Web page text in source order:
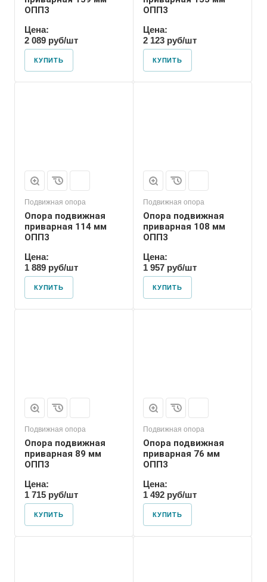
ОПП3
Цена:
2 089 руб/шт
КУПИТЬ
ОПП3
Цена:
2 123 руб/шт
КУПИТЬ
Подвижная опора
Опора подвижная
приварная 114 мм
ОПП3
Цена:
1 889 руб/шт
КУПИТЬ
Подвижная опора
Опора подвижная
приварная 108 мм
ОПП3
Цена:
1 957 руб/шт
КУПИТЬ
Подвижная опора
Опора подвижная
приварная 89 мм
ОПП3
Цена:
1 715 руб/шт
КУПИТЬ
Подвижная опора
Опора подвижная
приварная 76 мм
ОПП3
Цена:
1 492 руб/шт
КУПИТЬ